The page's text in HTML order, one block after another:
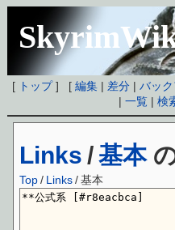
[ トップ] [編集 | 差分 |バッ
|一覧 |検
Links /基本
Top / Links/基本